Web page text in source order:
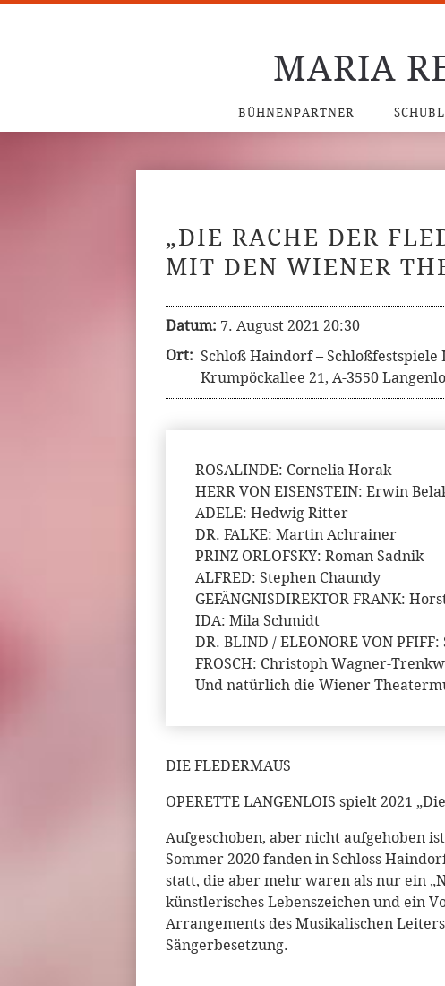
MARIA
BÜHNENPARTNER
„DIE RACHE DER
MIT DEN WIENER
Datum: 7. August 2021 20:30
Ort: Schloß Haindorf – Schloßfestspiele
Krumpöckallee 21, A-3550
ROSALINDE: Cornelia Horak
HERR VON EISENSTEIN: Erwin
ADELE: Hedwig Ritter
DR. FALKE: Martin Achrainer
PRINZ ORLOFSKY: Roman Sadnik
ALFRED: Stephen Chaundy
GEFÄNGNISDIREKTOR FRANK:
IDA: Mila Schmidt
DR. BLIND / ELEONORE VON
FROSCH: Christoph Wagner-
Und natürlich die Wiener
DIE FLEDERMAUS
OPERETTE LANGENLOIS spielt 2021
Aufgeschoben, aber nicht aufgehoben
Sommer 2020 fanden in Schloss
statt, die aber mehr waren als nur ein
künstlerisches Lebenszeichen und ein
Arrangements des Musikalischen
Sängerbesetzung.